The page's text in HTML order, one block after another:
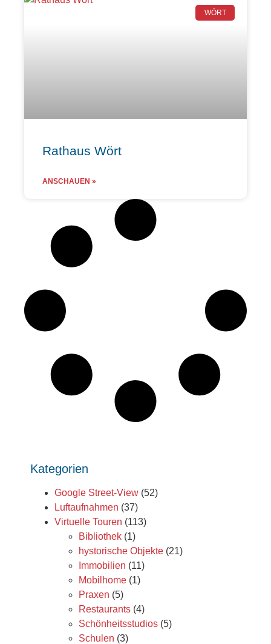
WÖRT
Rathaus Wört
ANSCHAUEN »
Kategorien
Google Street-View (52)
Luftaufnahmen (37)
Virtuelle Touren (113)
Bibliothek (1)
hystorische Objekte (21)
Immobilien (11)
Mobilhome (1)
Praxen (5)
Restaurants (4)
Schönheitsstudios (5)
Schulen (3)